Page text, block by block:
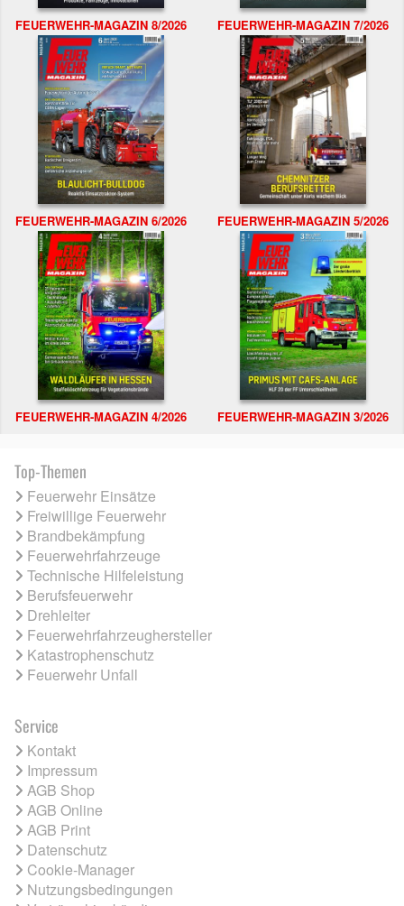
FEUERWEHR-MAGAZIN 8/2026 FEUERWEHR-MAGAZIN 7/2026
FEUERWEHR-MAGAZIN 6/2026 FEUERWEHR-MAGAZIN 5/2026
FEUERWEHR-MAGAZIN 4/2026 FEUERWEHR-MAGAZIN 3/2026
Top-Themen
Feuerwehr Einsätze
Freiwillige Feuerwehr
Brandbekämpfung
Feuerwehrfahrzeuge
Technische Hilfeleistung
Berufsfeuerwehr
Drehleiter
Feuerwehrfahrzeughersteller
Katastrophenschutz
Feuerwehr Unfall
Service
Kontakt
Impressum
AGB Shop
AGB Online
AGB Print
Datenschutz
Cookie-Manager
Nutzungsbedingungen